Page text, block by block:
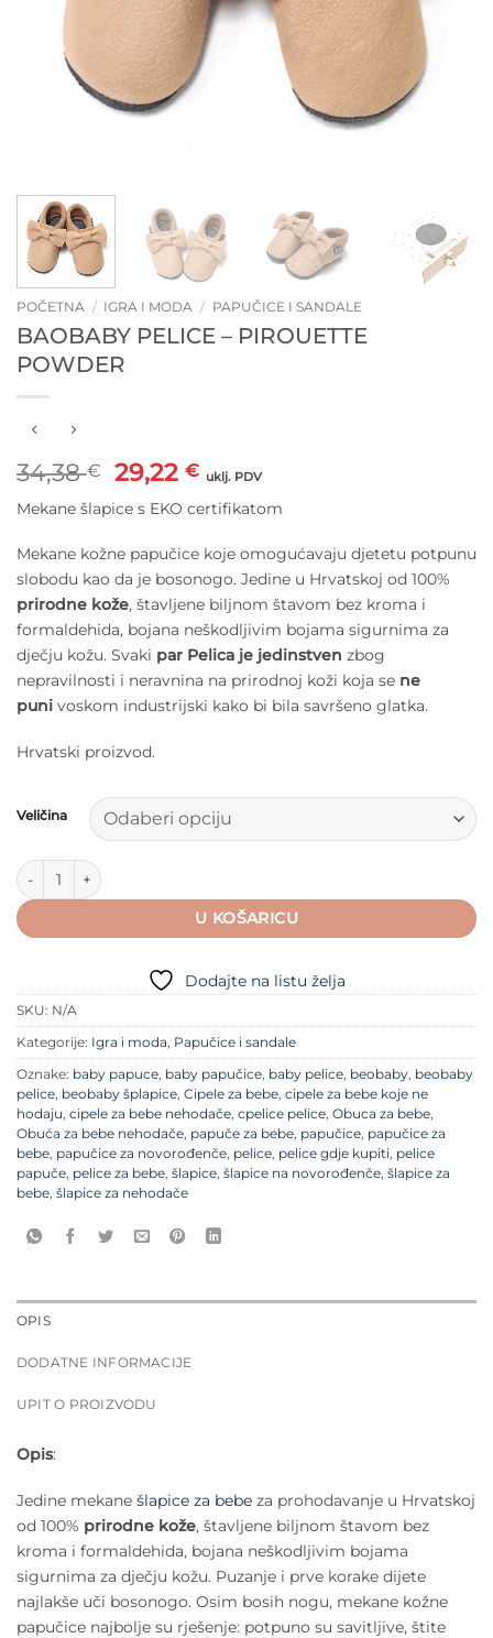
POČETNA / IGRA I MODA / PAPUČICE I SANDALE
BAOBABY PELICE – PIROUETTE
POWDER
34,38€
Izvorna
cijena
bila
34,38 €.
29,22€Trenutna
cijena
je:
29,22 €.
uklj. PDV
Mekane šlapice s EKO certifikatom
Mekane kožne papučice koje omogućavaju djetetu potpunu
slobodu kao da je bosonogo. Jedine u Hrvatskoj od 100%
prirodne kože, štavljene biljnom štavom bez kroma i
formaldehida, bojana neškodljivim bojama sigurnima za
dječju kožu. Svaki par Pelica je jedinstven zbog
nepravilnosti i neravnina na prirodnoj koži koja se ne
puni voskom industrijski kako bi bila savršeno glatka.
Hrvatski proizvod.
Veličina
Baobaby Pelice - Pirouette powder količina
U KOŠARICU
Dodajte na listu želja
SKU: N/A
Kategorije: Igra i moda, Papučice i sandale
Oznake: baby papuce, baby papučice, baby pelice, beobaby, beobaby
pelice, beobaby šplapice, Cipele za bebe, cipele za bebe koje ne
hodaju, cipele za bebe nehodače, cpelice pelice, Obuca za bebe,
Obuća za bebe nehodače, papuče za bebe, papučice, papučice za
bebe, papučice za novorođenče, pelice, pelice gdje kupiti, pelice
papuče, pelice za bebe, šlapice, šlapice na novorođenče, šlapice za
bebe, šlapice za nehodače
OPIS
DODATNE INFORMACIJE
UPIT O PROIZVODU
Opis:
Jedine mekane šlapice za bebe za prohodavanje u Hrvatskoj
od 100% prirodne kože, štavljene biljnom štavom bez
kroma i formaldehida, bojana neškodljivim bojama
sigurnima za dječju kožu. Puzanje i prve korake dijete
najlakše uči bosonogo. Osim bosih nogu, mekane kožne
papučice najbolje su rješenje: potpuno su savitljive, štite